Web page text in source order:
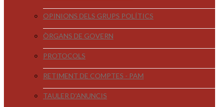
OPINIONS DELS GRUPS POLÍTICS
ÒRGANS DE GOVERN
PROTOCOLS
RETIMENT DE COMPTES - PAM
TAULER D'ANUNCIS